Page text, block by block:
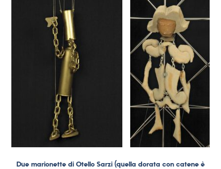
Due marionette di Otello Sarzi (quella dorata con catene è